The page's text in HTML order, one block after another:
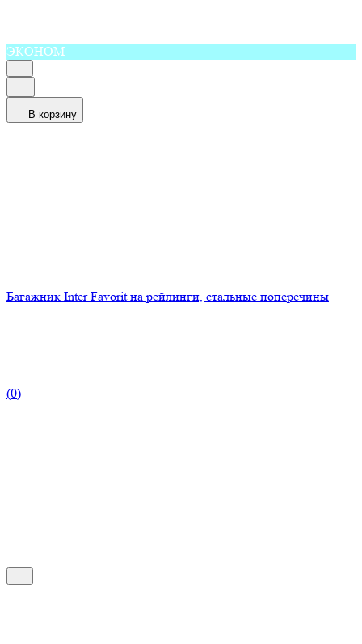
ЭКОНОМ
В корзину
Багажник Inter Favorit на рейлинги, стальные поперечины
(0)